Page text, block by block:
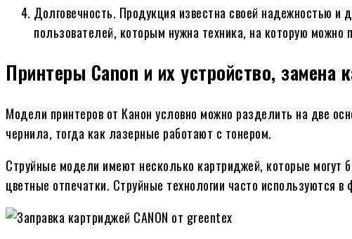
Долговечность. Продукция известна своей надежностью
пользователей, которым нужна техника, на которую можно
Принтеры Canon и их устройство, замена
Модели принтеров от Канон условно можно разделить на две
чернила, тогда как лазерные работают с тонером.
Струйные модели имеют несколько картриджей, которые могут
цветные отпечатки. Струйные технологии часто используются